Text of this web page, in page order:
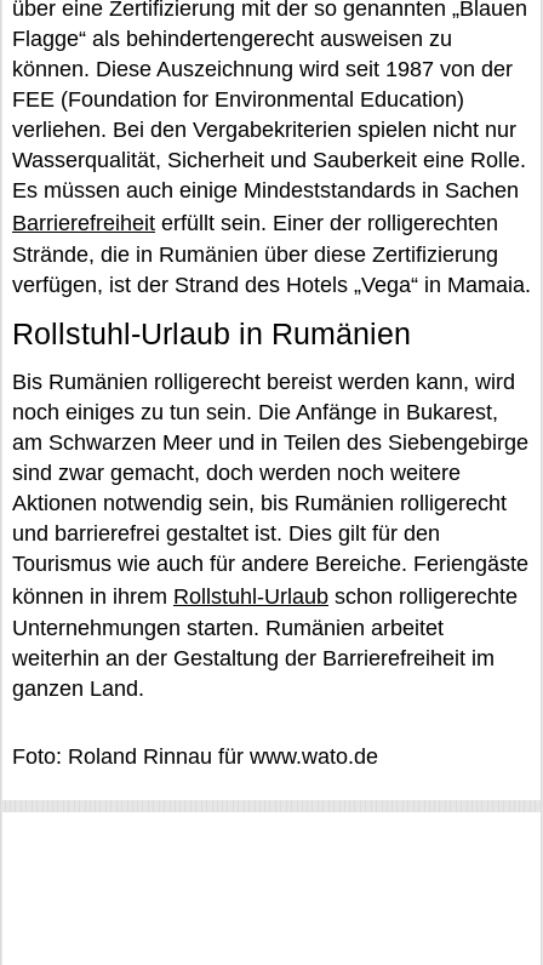
über eine Zertifizierung mit der so genannten „Blauen
Flagge“ als behindertengerecht ausweisen zu
können. Diese Auszeichnung wird seit 1987 von der
FEE (Foundation for Environmental Education)
verliehen. Bei den Vergabekriterien spielen nicht nur
Wasserqualität, Sicherheit und Sauberkeit eine Rolle.
Es müssen auch einige Mindeststandards in Sachen
Barrierefreiheit erfüllt sein. Einer der rolligerechten
Strände, die in Rumänien über diese Zertifizierung
verfügen, ist der Strand des Hotels „Vega“ in Mamaia.
Rollstuhl-Urlaub in Rumänien
Bis Rumänien rolligerecht bereist werden kann, wird
noch einiges zu tun sein. Die Anfänge in Bukarest,
am Schwarzen Meer und in Teilen des Siebengebirge
sind zwar gemacht, doch werden noch weitere
Aktionen notwendig sein, bis Rumänien rolligerecht
und barrierefrei gestaltet ist. Dies gilt für den
Tourismus wie auch für andere Bereiche. Feriengäste
können in ihrem Rollstuhl-Urlaub schon rolligerechte
Unternehmungen starten. Rumänien arbeitet
weiterhin an der Gestaltung der Barrierefreiheit im
ganzen Land.
Foto: Roland Rinnau für www.wato.de